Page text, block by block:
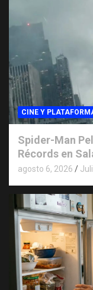
CINE Y
Spider-Man
Récords en
agosto 6, 2026